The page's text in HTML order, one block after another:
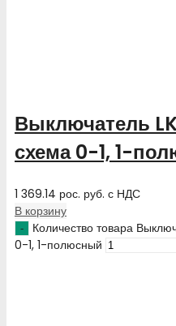
Выключатель
схема 0-1, 1-
1 369.14 рос. руб. с НДС
В корзину
Количество товара
0-1, 1-полюсный